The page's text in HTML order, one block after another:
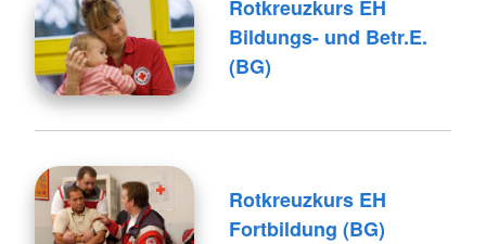
Rotkreuzkurs EH
Bildungs- und Betr.E.
(BG)
Rotkreuzkurs EH
Fortbildung (BG)